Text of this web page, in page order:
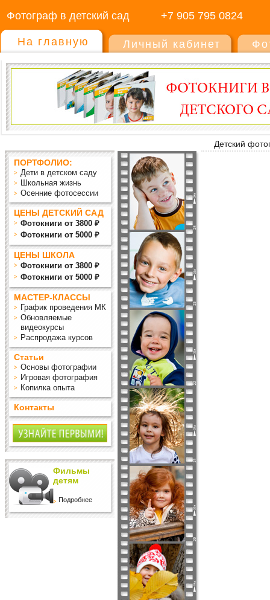
Фотограф в детский сад +7 905 795 0824
На главную Личный кабинет
Детский
ПОРТФОЛИО:
Дети в детском саду
Школьная жизнь
Осенние фотосессии
ЦЕНЫ ДЕТСКИЙ САД
Фотокниги от 3800 ₽
Фотокниги от 5000 ₽
ЦЕНЫ ШКОЛА
Фотокниги от 3800 ₽
Фотокниги от 5000 ₽
МАСТЕР-КЛАССЫ
График проведения МК
Обновляемые
видеокурсы
Распродажа курсов
Статьи
Основы фотографии
Игровая фотография
Копилка опыта
Контакты
Фильмы
детям
Подробнее